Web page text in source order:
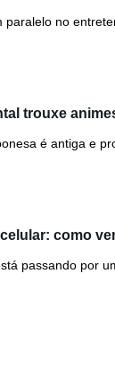
no
trouxe
é antiga e
como
passando por